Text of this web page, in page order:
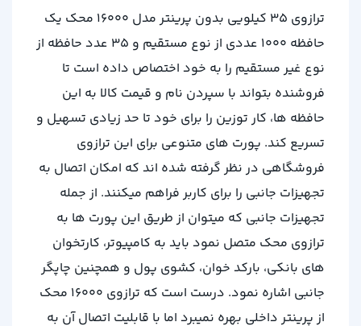
ترازوی 35 کیلویی بدون پرینتر مدل 16000 محک یک
حافظه 1000 عددی از نوع مستقیم و 35 عدد حافظه از
نوع غیر مستقیم را به خود اختصاص داده است تا
فروشنده بتواند با سپردن نام و قیمت کالا به این
حافظه ها، کار توزین را برای خود تا حد زیادی تسهیل و
تسریع کند. پورت های متنوعی برای این ترازوی
فروشگاهی در نظر گرفته شده اند که امکان اتصال به
تجهیزات جانبی را برای کاربر فراهم میکنند. از جمله
تجهیزات جانبی که میتوان از طریق این پورت ها به
ترازوی محک متصل نمود باید به کامپیوتر، کارتخوان
های بانکی، بارکد خوان، کشوی پول و همچنین چاپگر
جانبی اشاره نمود. درست است که ترازوی 16000 محک
از پرینتر داخلی بهره نمیبرد اما با قابلیت اتصال آن به